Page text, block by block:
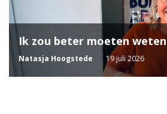
Ik zou beter moeten weten
Natasja Hoogstede 19 juli 2026